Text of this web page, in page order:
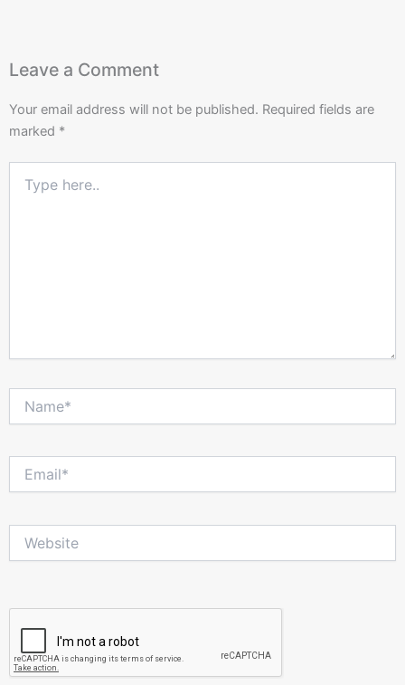
Leave a Comment
Your email address will not be published. Required fields are
marked *
here..